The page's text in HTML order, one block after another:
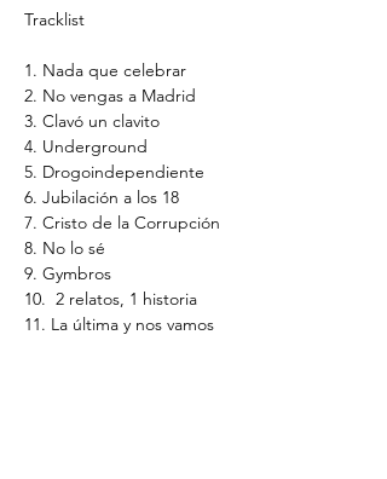
Tracklist
1. Nada que celebrar
2. No vengas a Madrid
3. Clavó un clavito
4. Underground
5. Drogoindependiente
6. Jubilación a los 18
7. Cristo de la Corrupción
8. No lo sé
9. Gymbros
10.  2 relatos, 1 historia
11. La última y nos vamos